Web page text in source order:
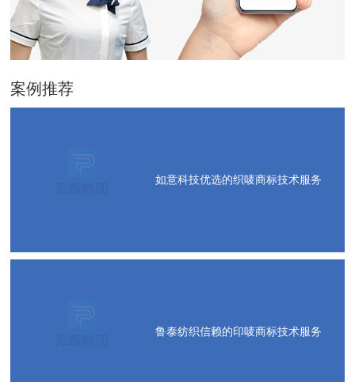
案例推荐
如意科技优选的织唛商标技术服务
鲁泰纺织信赖的印唛商标技术服务